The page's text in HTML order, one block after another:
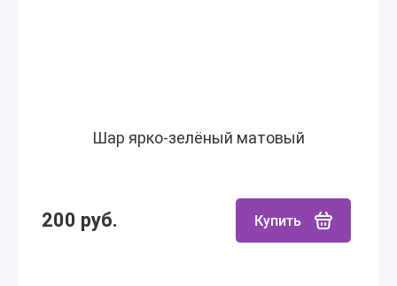
Шар ярко-зелёный матовый
200 руб. Купить